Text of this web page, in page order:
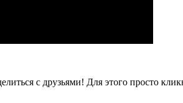
с друзьями! Для этого просто